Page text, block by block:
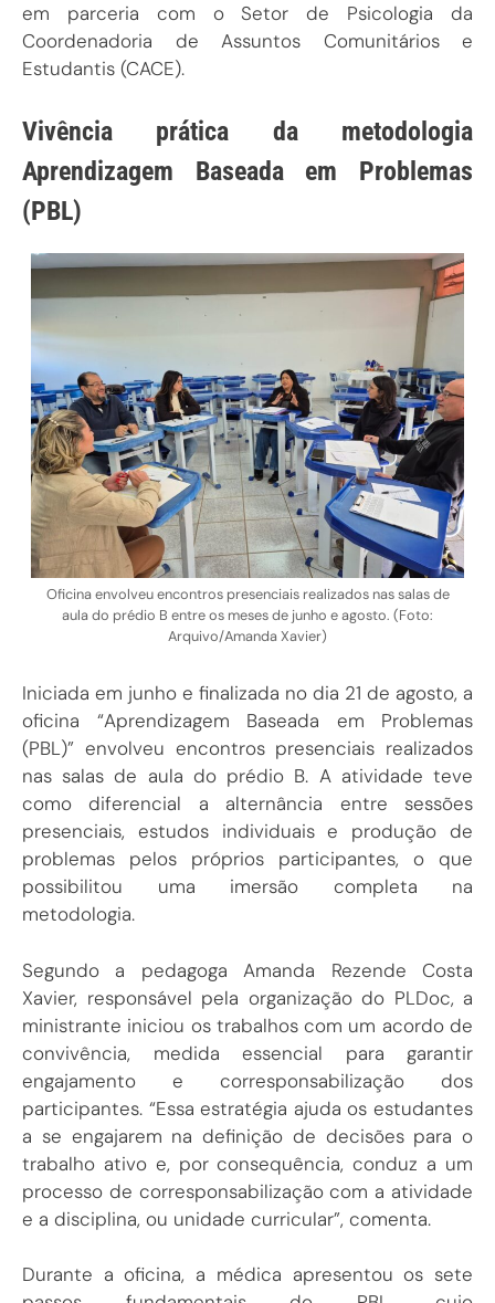
em parceria com o Setor de Psicologia da
Coordenadoria de Assuntos Comunitários e
Estudantis (CACE).
Vivência prática da metodologia
Aprendizagem Baseada em Problemas
(PBL)
Oficina envolveu encontros presenciais realizados nas salas de
aula do prédio B entre os meses de junho e agosto. (Foto:
Arquivo/Amanda Xavier)
Iniciada em junho e finalizada no dia 21 de agosto, a
oficina “Aprendizagem Baseada em Problemas
(PBL)” envolveu encontros presenciais realizados
nas salas de aula do prédio B. A atividade teve
como diferencial a alternância entre sessões
presenciais, estudos individuais e produção de
problemas pelos próprios participantes, o que
possibilitou uma imersão completa na
metodologia.
Segundo a pedagoga Amanda Rezende Costa
Xavier, responsável pela organização do PLDoc, a
ministrante iniciou os trabalhos com um acordo de
convivência, medida essencial para garantir
engajamento e corresponsabilização dos
participantes. “Essa estratégia ajuda os estudantes
a se engajarem na definição de decisões para o
trabalho ativo e, por consequência, conduz a um
processo de corresponsabilização com a atividade
e a disciplina, ou unidade curricular”, comenta.
Durante a oficina, a médica apresentou os sete